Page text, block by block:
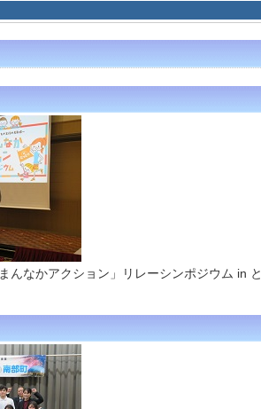
んなかアクション」リレーシンポジウム in と